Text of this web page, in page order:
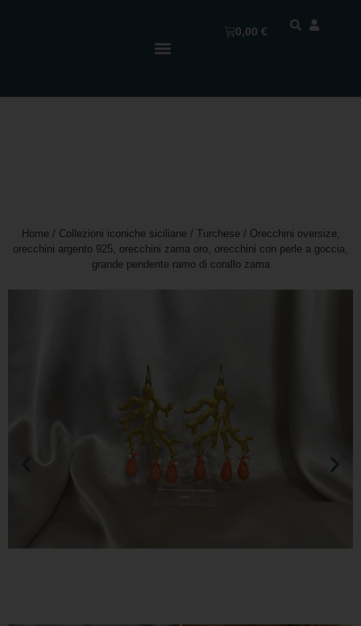
0,00€
Home / Collezioni iconiche siciliane / Turchese / Orecchini oversize,
orecchini argento 925, orecchini zama oro, orecchini con perle a goccia,
grande pendente ramo di corallo zama